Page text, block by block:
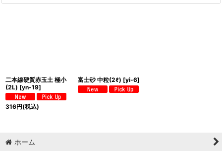
二本線硬質赤玉土 極小
(2L) [yn-19]
316円(税込)
富士砂 中粒(2ℓ) [yi-6]
ホーム